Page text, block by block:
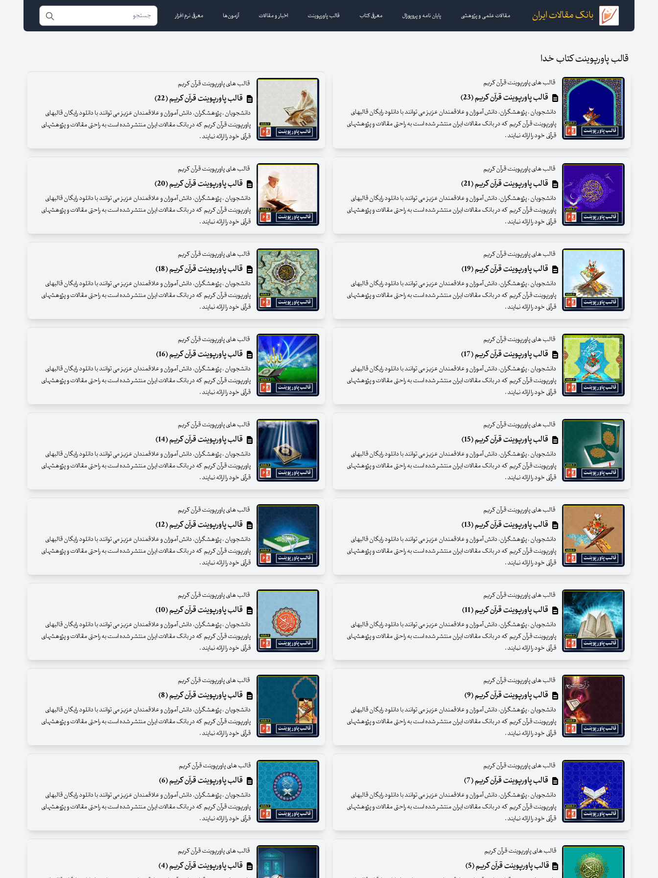
بانک مقالات ایران مقالات علمی و پژوهشی پایان نامه و پروپوزال معرفی کتاب قالب پاورپوینت اخبار و مقالات آزمون‌ها معرفی نرم افزار
قالب پاورپوینت کتاب خدا
قالب های پاورپوینت قرآن کریم
قالب پاورپوینت قرآن کریم (23)
دانشجویان ، پژوهشگران، دانش آموزان و علاقمندان عزیز می توانند با دانلود رایگان قالبهای
پاورپوینت قرآن کریم که در بانک مقالات ایران منتشر شده است به راحتی مقالات و پژوهشهای
قرآنی خود را ارائه نمایند .
قالب های پاورپوینت قرآن کریم
قالب پاورپوینت قرآن کریم (22)
دانشجویان ، پژوهشگران، دانش آموزان و علاقمندان عزیز می توانند با دانلود رایگان قالبهای
پاورپوینت قرآن کریم که در بانک مقالات ایران منتشر شده است به راحتی مقالات و پژوهشهای
قرآنی خود را ارائه نمایند .
قالب های پاورپوینت قرآن کریم
قالب پاورپوینت قرآن کریم (21)
دانشجویان ، پژوهشگران، دانش آموزان و علاقمندان عزیز می توانند با دانلود رایگان قالبهای
پاورپوینت قرآن کریم که در بانک مقالات ایران منتشر شده است به راحتی مقالات و پژوهشهای
قرآنی خود را ارائه نمایند .
قالب های پاورپوینت قرآن کریم
قالب پاورپوینت قرآن کریم (20)
دانشجویان ، پژوهشگران، دانش آموزان و علاقمندان عزیز می توانند با دانلود رایگان قالبهای
پاورپوینت قرآن کریم که در بانک مقالات ایران منتشر شده است به راحتی مقالات و پژوهشهای
قرآنی خود را ارائه نمایند .
قالب های پاورپوینت قرآن کریم
قالب پاورپوینت قرآن کریم (19)
دانشجویان ، پژوهشگران، دانش آموزان و علاقمندان عزیز می توانند با دانلود رایگان قالبهای
پاورپوینت قرآن کریم که در بانک مقالات ایران منتشر شده است به راحتی مقالات و پژوهشهای
قرآنی خود را ارائه نمایند .
قالب های پاورپوینت قرآن کریم
قالب پاورپوینت قرآن کریم (18)
دانشجویان ، پژوهشگران، دانش آموزان و علاقمندان عزیز می توانند با دانلود رایگان قالبهای
پاورپوینت قرآن کریم که در بانک مقالات ایران منتشر شده است به راحتی مقالات و پژوهشهای
قرآنی خود را ارائه نمایند .
قالب های پاورپوینت قرآن کریم
قالب پاورپوینت قرآن کریم (17)
دانشجویان ، پژوهشگران، دانش آموزان و علاقمندان عزیز می توانند با دانلود رایگان قالبهای
پاورپوینت قرآن کریم که در بانک مقالات ایران منتشر شده است به راحتی مقالات و پژوهشهای
قرآنی خود را ارائه نمایند .
قالب های پاورپوینت قرآن کریم
قالب پاورپوینت قرآن کریم (16)
دانشجویان ، پژوهشگران، دانش آموزان و علاقمندان عزیز می توانند با دانلود رایگان قالبهای
پاورپوینت قرآن کریم که در بانک مقالات ایران منتشر شده است به راحتی مقالات و پژوهشهای
قرآنی خود را ارائه نمایند .
قالب های پاورپوینت قرآن کریم
قالب پاورپوینت قرآن کریم (15)
دانشجویان ، پژوهشگران، دانش آموزان و علاقمندان عزیز می توانند با دانلود رایگان قالبهای
پاورپوینت قرآن کریم که در بانک مقالات ایران منتشر شده است به راحتی مقالات و پژوهشهای
قرآنی خود را ارائه نمایند .
قالب های پاورپوینت قرآن کریم
قالب پاورپوینت قرآن کریم (14)
دانشجویان ، پژوهشگران، دانش آموزان و علاقمندان عزیز می توانند با دانلود رایگان قالبهای
پاورپوینت قرآن کریم که در بانک مقالات ایران منتشر شده است به راحتی مقالات و پژوهشهای
قرآنی خود را ارائه نمایند .
قالب های پاورپوینت قرآن کریم
قالب پاورپوینت قرآن کریم (13)
دانشجویان ، پژوهشگران، دانش آموزان و علاقمندان عزیز می توانند با دانلود رایگان قالبهای
پاورپوینت قرآن کریم که در بانک مقالات ایران منتشر شده است به راحتی مقالات و پژوهشهای
قرآنی خود را ارائه نمایند .
قالب های پاورپوینت قرآن کریم
قالب پاورپوینت قرآن کریم (12)
دانشجویان ، پژوهشگران، دانش آموزان و علاقمندان عزیز می توانند با دانلود رایگان قالبهای
پاورپوینت قرآن کریم که در بانک مقالات ایران منتشر شده است به راحتی مقالات و پژوهشهای
قرآنی خود را ارائه نمایند .
قالب های پاورپوینت قرآن کریم
قالب پاورپوینت قرآن کریم (11)
دانشجویان ، پژوهشگران، دانش آموزان و علاقمندان عزیز می توانند با دانلود رایگان قالبهای
پاورپوینت قرآن کریم که در بانک مقالات ایران منتشر شده است به راحتی مقالات و پژوهشهای
قرآنی خود را ارائه نمایند .
قالب های پاورپوینت قرآن کریم
قالب پاورپوینت قرآن کریم (10)
دانشجویان ، پژوهشگران، دانش آموزان و علاقمندان عزیز می توانند با دانلود رایگان قالبهای
پاورپوینت قرآن کریم که در بانک مقالات ایران منتشر شده است به راحتی مقالات و پژوهشهای
قرآنی خود را ارائه نمایند .
قالب های پاورپوینت قرآن کریم
قالب پاورپوینت قرآن کریم (9)
دانشجویان ، پژوهشگران، دانش آموزان و علاقمندان عزیز می توانند با دانلود رایگان قالبهای
پاورپوینت قرآن کریم که در بانک مقالات ایران منتشر شده است به راحتی مقالات و پژوهشهای
قرآنی خود را ارائه نمایند .
قالب های پاورپوینت قرآن کریم
قالب پاورپوینت قرآن کریم (8)
دانشجویان ، پژوهشگران، دانش آموزان و علاقمندان عزیز می توانند با دانلود رایگان قالبهای
پاورپوینت قرآن کریم که در بانک مقالات ایران منتشر شده است به راحتی مقالات و پژوهشهای
قرآنی خود را ارائه نمایند .
قالب های پاورپوینت قرآن کریم
قالب پاورپوینت قرآن کریم (7)
دانشجویان ، پژوهشگران، دانش آموزان و علاقمندان عزیز می توانند با دانلود رایگان قالبهای
پاورپوینت قرآن کریم که در بانک مقالات ایران منتشر شده است به راحتی مقالات و پژوهشهای
قرآنی خود را ارائه نمایند .
قالب های پاورپوینت قرآن کریم
قالب پاورپوینت قرآن کریم (6)
دانشجویان ، پژوهشگران، دانش آموزان و علاقمندان عزیز می توانند با دانلود رایگان قالبهای
پاورپوینت قرآن کریم که در بانک مقالات ایران منتشر شده است به راحتی مقالات و پژوهشهای
قرآنی خود را ارائه نمایند .
قالب های پاورپوینت قرآن کریم
قالب پاورپوینت قرآن کریم (5)
قالب های پاورپوینت قرآن کریم
قالب پاورپوینت قرآن کریم (4)